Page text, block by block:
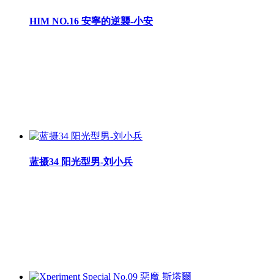
HIM NO.16 安寧的逆襲-小安
蓝摄34 阳光型男-刘小兵